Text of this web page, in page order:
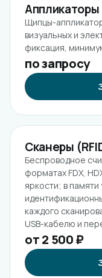
Щипцы-
визуальных и
фиксация,
по запросу
Сканеры
Беспроводное
форматах FDX,
яркости; в
каждого
USB-кабелю и
от 2 500 ₽